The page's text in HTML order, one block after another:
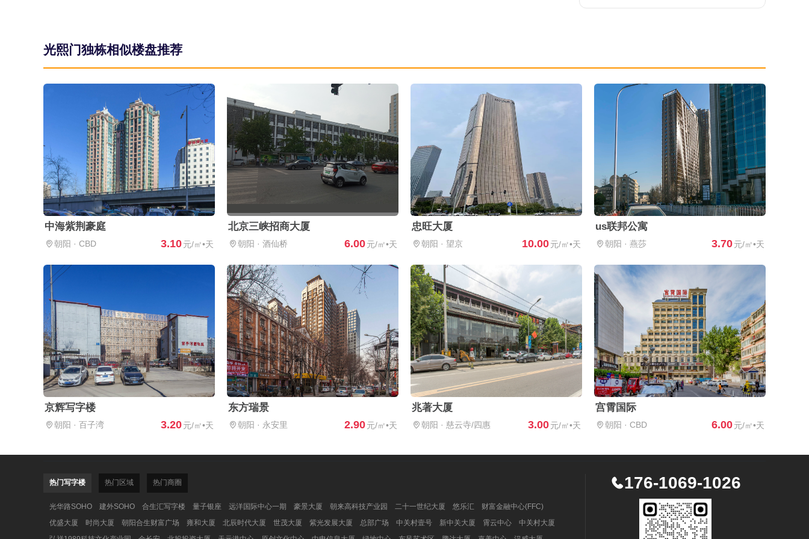
光熙门独栋相似楼盘推荐
中海紫荆豪庭
朝阳 · CBD 3.10元/㎡•天
北京三峡招商大厦
朝阳 · 酒仙桥 6.00元/㎡•天
忠旺大厦
朝阳 · 望京 10.00元/㎡•天
us联邦公寓
朝阳 · 燕莎 3.70元/㎡•天
京辉写字楼
朝阳 · 百子湾 3.20元/㎡•天
东方瑞景
朝阳 · 永安里 2.90元/㎡•天
兆著大厦
朝阳 · 慈云寺/四惠 3.00元/㎡•天
宫霄国际
朝阳 · CBD 6.00元/㎡•天
热门写字楼 热门区域 热门商圈
光华路SOHO 建外SOHO 合生汇写字楼 量子银座 远洋国际中心一期 豪景大厦 朝来高科技产业园 二十一世纪大厦 悠乐汇
财富金融中心(FFC)
优盛大厦
时尚大厦 朝阳合生财富广场 雍和大厦 北辰时代大厦 世茂大厦 紫光发展大厦 总部广场 中关村壹号 新中关大厦 霄云中心
中关村大厦
176-1069-1026